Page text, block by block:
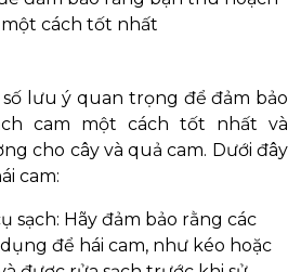
cách tốt nhất
số lưu ý quan trọng để đảm bảo
cam một cách tốt nhất và
cho cây và quả cam. Dưới đây
cam:
sạch: Hãy đảm bảo rằng các
để hái cam, như kéo hoặc